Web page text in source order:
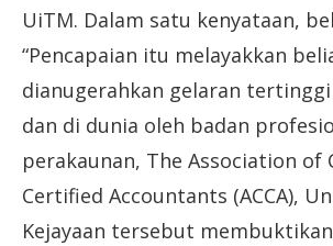
UiTM. Dalam satu kenyataan,
“Pencapaian itu melayakkan
dianugerahkan gelaran tertinggi
dan di dunia oleh badan
perakaunan, The Association of
Certified Accountants (ACCA),
Kejayaan tersebut